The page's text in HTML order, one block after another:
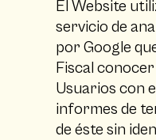
El Website
servicio de
por Google
Fiscal
Usuarios con
informes de
de éste sin